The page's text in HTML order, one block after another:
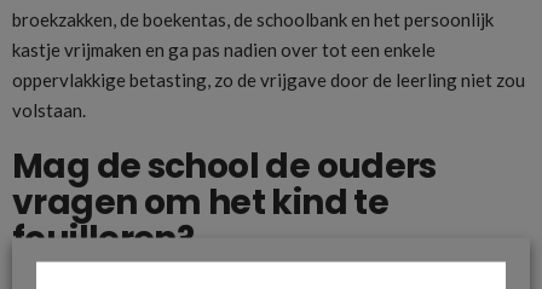
broekzakken, de boekentas, de schoolbank en het persoonlijk
kastje vrijmaken en ga pas nadien over tot een enkele
oppervlakkige betasting, zo de vrijgave door de leerling niet zou
volstaan.
Mag de school de ouders
vragen om het kind te
fouilleren?